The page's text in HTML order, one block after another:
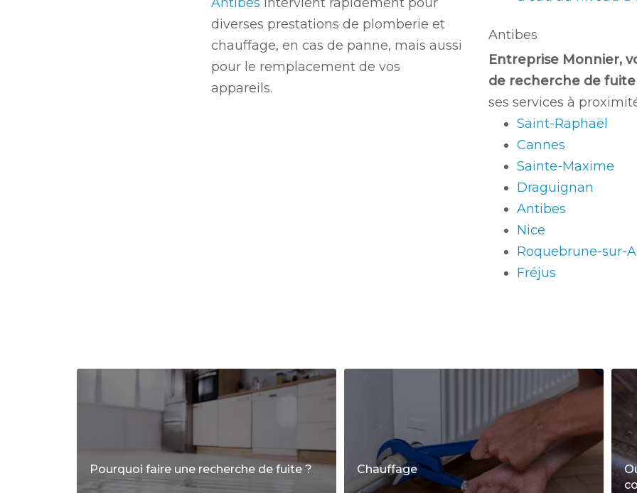
diverses prestations de plomberie et
chauffage, en cas de panne, mais aussi
pour le remplacement de vos
appareils.
Antibes
Entreprise Monnier,
de recherche de fuite
ses services à
Saint-Raphaël
Cannes
Sainte-Maxime
Draguignan
Antibes
Nice
Roquebrune-sur-
Fréjus
Pourquoi faire une recherche de fuite ? Chauffage